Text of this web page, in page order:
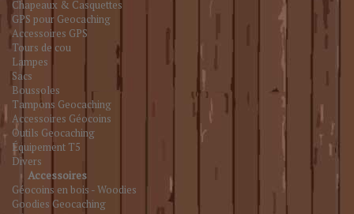
Chapeaux & Casquettes
GPS pour Geocaching
Accessoires GPS
Tours de cou
Lampes
Sacs
Boussoles
Tampons Geocaching
Accessoires Géocoins
Outils Geocaching
Équipement T5
Divers
Accessoires
Géocoins en bois - Woodies
Goodies Geocaching